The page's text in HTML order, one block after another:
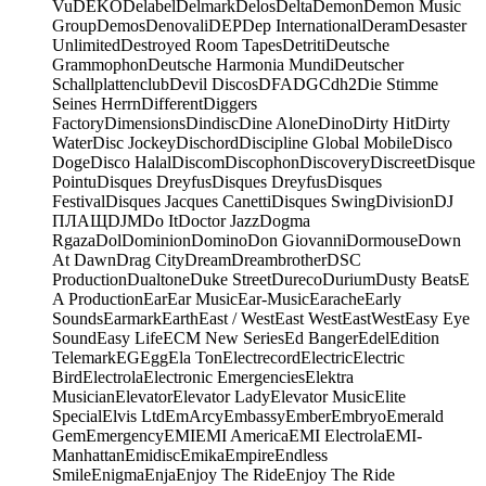
VuDEKODelabelDelmarkDelosDeltaDemonDemon Music
GroupDemosDenovaliDEPDep InternationalDeramDesaster
UnlimitedDestroyed Room TapesDetritiDeutsche
GrammophonDeutsche Harmonia MundiDeutscher
SchallplattenclubDevil DiscosDFADGCdh2Die Stimme
Seines HerrnDifferentDiggers
FactoryDimensionsDindiscDine AloneDinoDirty HitDirty
WaterDisc JockeyDischordDiscipline Global MobileDisco
DogeDisco HalalDiscomDiscophonDiscoveryDiscreetDisque
PointuDisques DreyfusDisques DreyfusDisques
FestivalDisques Jacques CanettiDisques SwingDivisionDJ
ПЛАЩDJMDo ItDoctor JazzDogma
RgazaDolDominionDominoDon GiovanniDormouseDown
At DawnDrag CityDreamDreambrotherDSC
ProductionDualtoneDuke StreetDurecoDuriumDusty BeatsE
A ProductionEarEar MusicEar-MusicEaracheEarly
SoundsEarmarkEarthEast / WestEast WestEastWestEasy Eye
SoundEasy LifeECM New SeriesEd BangerEdelEdition
TelemarkEGEggEla TonElectrecordElectricElectric
BirdElectrolaElectronic EmergenciesElektra
MusicianElevatorElevator LadyElevator MusicElite
SpecialElvis LtdEmArcyEmbassyEmberEmbryoEmerald
GemEmergencyEMIEMI AmericaEMI ElectrolaEMI-
ManhattanEmidiscEmikaEmpireEndless
SmileEnigmaEnjaEnjoy The RideEnjoy The Ride